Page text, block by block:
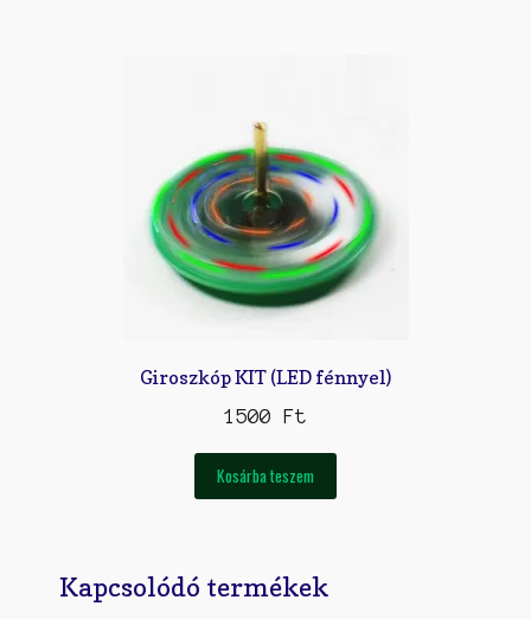
Giroszkóp KIT (LED fénnyel)
1500 Ft
Kosárba teszem
Kapcsolódó termékek